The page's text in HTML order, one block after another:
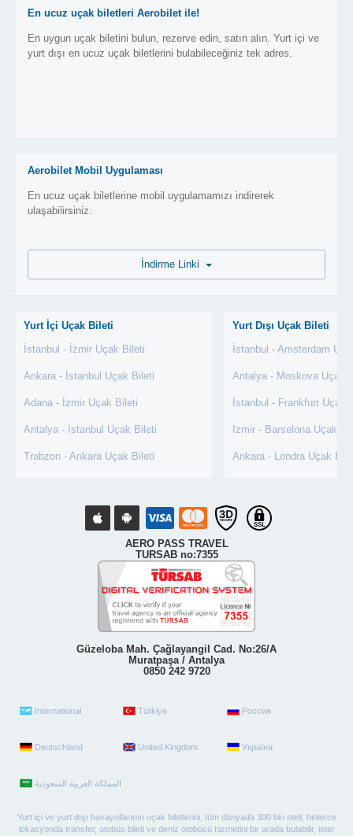
En ucuz uçak biletleri Aerobilet ile!
En uygun uçak biletini bulun, rezerve edin, satın alın. Yurt içi ve
yurt dışı en ucuz uçak biletlerini bulabileceğiniz tek adres.
Aerobilet Mobil Uygulaması
En ucuz uçak biletlerine mobil uygulamamızı indirerek
ulaşabilirsiniz.
Yurt İçi Uçak Bileti
İstanbul - İzmir Uçak Bileti
Ankara - İstanbul Uçak Bileti
Adana - İzmir Uçak Bileti
Antalya - İstanbul Uçak Bileti
Trabzon - Ankara Uçak Bileti
Yurt Dışı Uçak Bileti
İstanbul - Amsterdam
Antalya - Moskova Uçak
İstanbul - Frankfurt Uçak
İzmir - Barselona Uçak
Ankara - Londra Uçak
AERO PASS TRAVEL
TURSAB no:7355
Güzeloba Mah. Çağlayangil Cad. No:26/A
Muratpaşa / Antalya
0850 242 9720
International Türkiye Россия
Deutschland United Kingdom Україна
Yurt içi ve yurt dışı havayollarının uçak biletlerini, tüm dünyada 300 bin oteli, binlerce
lokasyonda transfer, otobüs bileti ve deniz otobüsü hizmetini bir arada bulabilir, ister